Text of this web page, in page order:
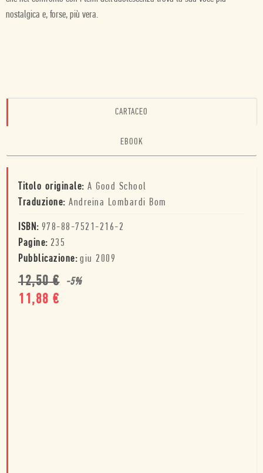
nostalgica e, forse, più vera.
CARTACEO
EBOOK
Titolo originale: A Good School
Traduzione: Andreina Lombardi Bom
ISBN: 978-88-7521-216-2
Pagine: 235
Pubblicazione: giu 2009
12,50€ -5%
11,88 €